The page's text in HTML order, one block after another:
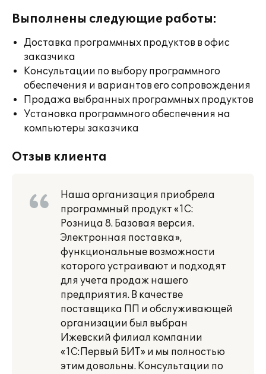
Выполнены следующие работы:
Доставка программных продуктов в офис
заказчика
Консультации по выбору программного
обеспечения и вариантов его сопровождения
Продажа выбранных программных продуктов
Установка программного обеспечения на
компьютеры заказчика
Отзыв клиента
Наша организация приобрела
программный продукт «1С:
Розница 8. Базовая версия.
Электронная поставка»,
функциональные возможности
которого устраивают и подходят
для учета продаж нашего
предприятия. В качестве
поставщика ПП и обслуживающей
организации был выбран
Ижевский филиал компании
«1С:Первый БИТ» и мы полностью
этим довольны. Консультации по